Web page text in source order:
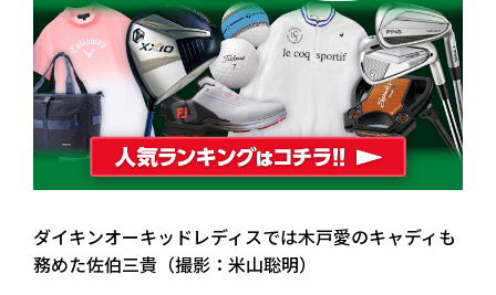
ダイキンオーキッドレディスでは木戸愛のキャディも
務めた佐伯三貴（撮影：米山聡明）